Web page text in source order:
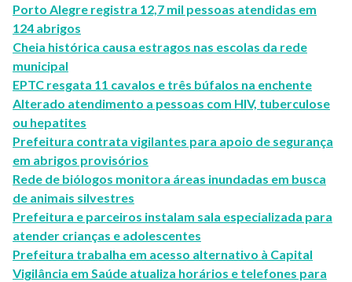
Porto Alegre registra 12,7 mil pessoas atendidas em
124 abrigos
Cheia histórica causa estragos nas escolas da rede
municipal
EPTC resgata 11 cavalos e três búfalos na enchente
Alterado atendimento a pessoas com HIV, tuberculose
ou hepatites
Prefeitura contrata vigilantes para apoio de segurança
em abrigos provisórios
Rede de biólogos monitora áreas inundadas em busca
de animais silvestres
Prefeitura e parceiros instalam sala especializada para
atender crianças e adolescentes
Prefeitura trabalha em acesso alternativo à Capital
Vigilância em Saúde atualiza horários e telefones para